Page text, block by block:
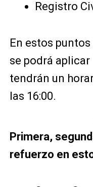
Registro
En estos
se podrá
tendrán un
las 16:00.
Primera,
refuerzo en